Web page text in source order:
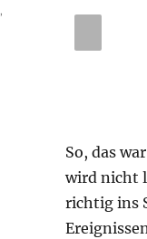
EVI
So, das
wird nicht
richtig ins
,